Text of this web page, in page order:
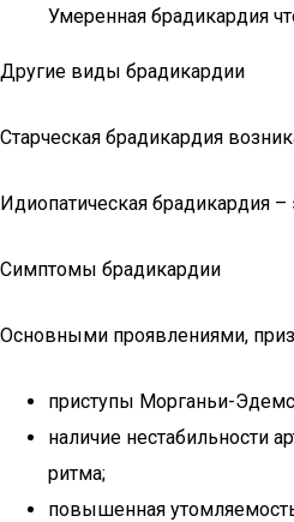
Умеренная брадикардия
Другие виды брадикардии
Старческая брадикардия
Идиопатическая брадикардия
Симптомы брадикардии
Основными проявлениями,
приступы Морганьи-
наличие нестабильности
ритма;
повышенная